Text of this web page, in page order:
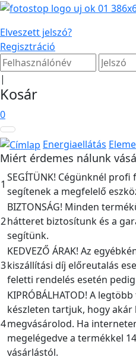
Elveszett jelszó?
Regisztráció
|
Kosár
0
Energiaellátás
Miért érdemes nálunk
1
SEGÍTÜNK! Cégünknél
segítenek a megfelelő
2
BIZTONSÁG! Minden
hátteret biztosítunk és a
segítünk.
3
KEDVEZŐ ÁRAK! Az
kiszállítási díj előreutalás
feletti rendelés esetén
4
KIPRÓBÁLHATOD! A
készleten tartjuk, hogy
megvásárolod. Ha
megelégedve a termékkel
vásárlástól.